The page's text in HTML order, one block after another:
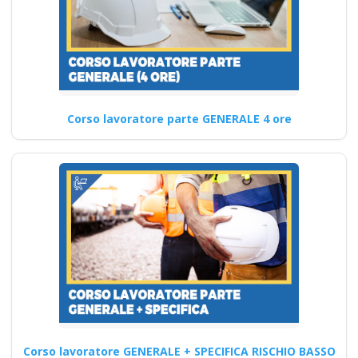
(DL SPP) Corsi
DLSPP formazione
integrativa elearning
ddl dlspp dl spp asp
rinnovo attestatop
Corso ambiente e salute
necessaria per la sicurezza
dei…
Continua
Corso Formatore
Corso lavoratore parte GENERALE 4 ore
Corso lavoratore GENERALE + SPECIFICA RISCHIO BASSO